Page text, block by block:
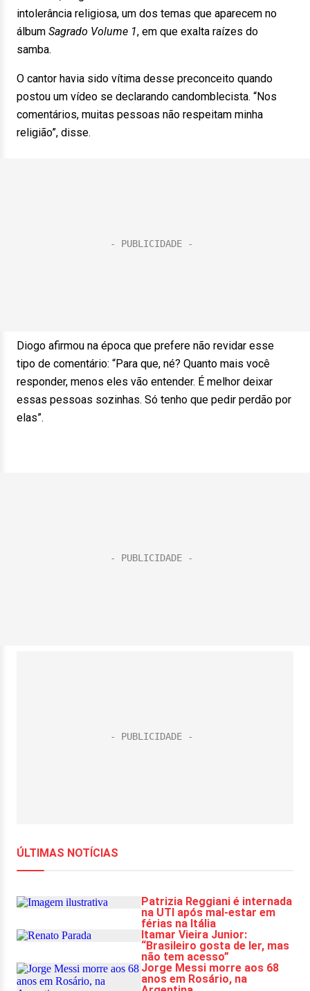
intolerância religiosa, um dos temas que aparecem no
álbum Sagrado Volume 1, em que exalta raízes do
samba.
O cantor havia sido vítima desse preconceito quando
postou um vídeo se declarando candomblecista. “Nos
comentários, muitas pessoas não respeitam minha
religião”, disse.
Diogo afirmou na época que prefere não revidar esse
tipo de comentário: “Para que, né? Quanto mais você
responder, menos eles vão entender. É melhor deixar
essas pessoas sozinhas. Só tenho que pedir perdão por
elas”.